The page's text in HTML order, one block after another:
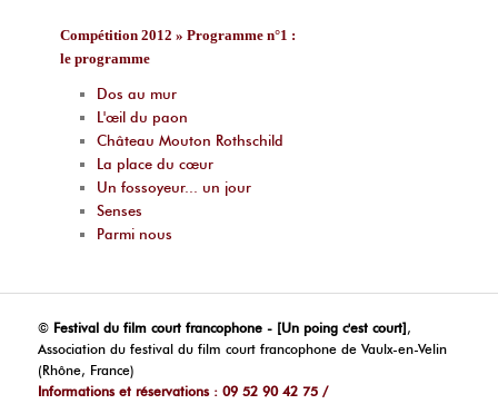
Compétition 2012 » Programme n°1 :
le programme
Dos au mur
L'œil du paon
Château Mouton Rothschild
La place du cœur
Un fossoyeur... un jour
Senses
Parmi nous
© Festival du film court francophone - [Un poing c'est court],
Association du festival du film court francophone de Vaulx-en-Velin
(Rhône, France)
Informations et réservations : 09 52 90 42 75 /